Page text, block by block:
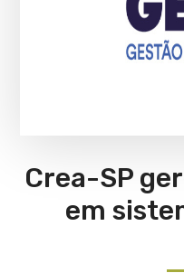
Crea-SP
em